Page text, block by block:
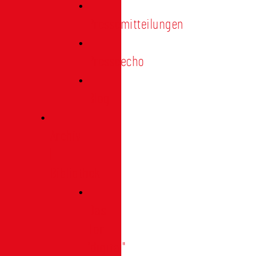
Pressemitteilungen
Presseecho
"digital"